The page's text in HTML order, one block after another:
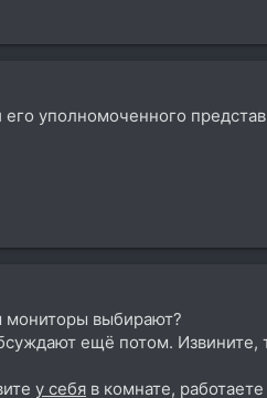
уполномоченного
мониторы выбирают?
ещё потом.
у себя в комнате,